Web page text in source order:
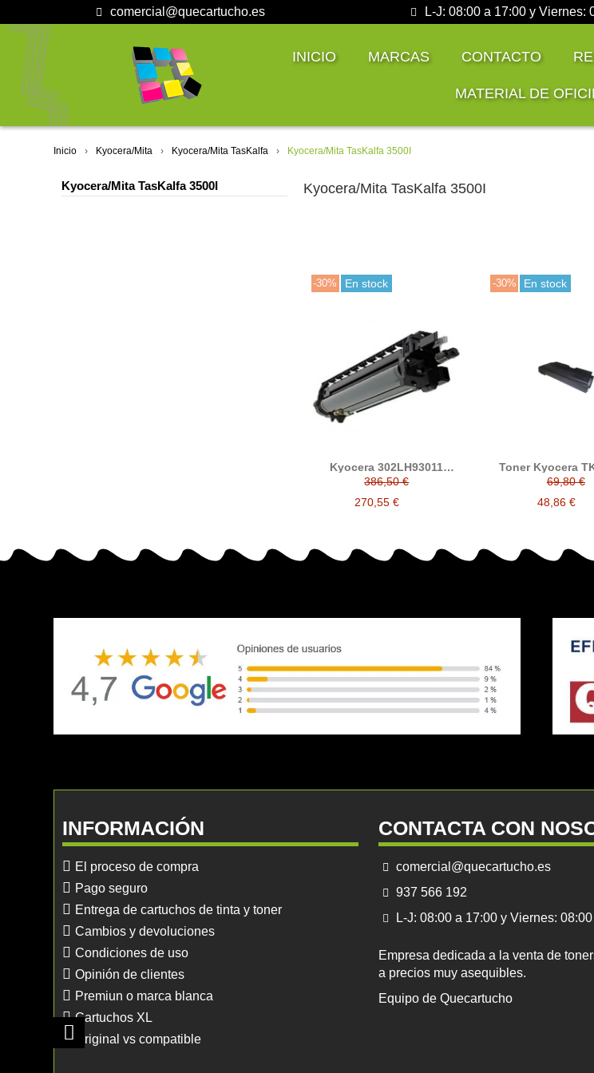
comercial@quecartucho.es L-J: 08:00 a 17:00 y Viernes:
INICIO MARCAS CONTACTO
MATERIAL DE
Inicio Kyocera/Mita Kyocera/Mita TasKalfa Kyocera/Mita TasKalfa 3500I
Kyocera/Mita TasKalfa 3500I Kyocera/Mita TasKalfa 3500I
-30% En stock
Kyocera 302LH93011
tambor compatible DK6305
386,50 €
270,55 €
-30% En stock
Toner Kyocera
TK6305
reemplaza a
1T02LH0NL1
69,80 €
48,86 €
INFORMACIÓN
El proceso de compra
Pago seguro
Entrega de cartuchos de tinta y toner
Cambios y devoluciones
Condiciones de uso
Opinión de clientes
Premiun o marca blanca
Cartuchos XL
Original vs compatible
CONTACTA CON
comercial@quecartucho.es
937 566 192
L-J: 08:00 a 17:00 y Viernes:
Empresa dedicada a la venta de
a precios muy asequibles.
Equipo de Quecartucho